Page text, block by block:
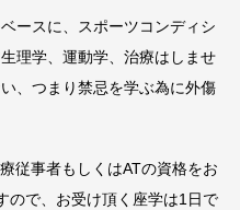
ースに、スポーツコンディシ
理学、運動学、治療はしませ
、つまり禁忌を学ぶ為に外傷
従事者もしくはATの資格をお
ので、お受け頂く座学は1日で